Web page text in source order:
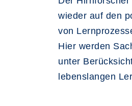
wieder auf den
von
Hier werden
unter
lebenslangen